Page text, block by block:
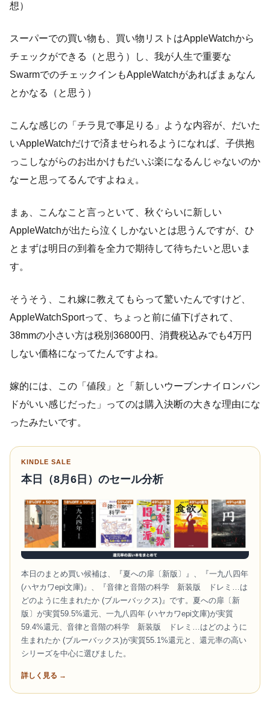
想）
スーパーでの買い物も、買い物リストはAppleWatchから
チェックができる（と思う）し、我が人生で重要な
SwarmでのチェックインもAppleWatchがあればまぁなん
とかなる（と思う）
こんな感じの「チラ見で事足りる」ような内容が、だいた
いAppleWatchだけで済ませられるようになれば、子供抱
っこしながらのお出かけもだいぶ楽になるんじゃないのか
なーと思ってるんですよねぇ。
まぁ、こんなこと言っといて、秋ぐらいに新しい
AppleWatchが出たら泣くしかないとは思うんですが、ひ
とまずは明日の到着を全力で期待して待ちたいと思いま
す。
そうそう、これ嫁に教えてもらって驚いたんですけど、
AppleWatchSportって、ちょっと前に値下げされて、
38mmの小さい方は税別36800円、消費税込みでも4万円
しない価格になってたんですよね。
嫁的には、この「値段」と「新しいウーブンナイロンバン
ドがいい感じだった」ってのは購入決断の大きな理由にな
ったみたいです。
KINDLE SALE
本日（8月6日）のセール分析
本日のまとめ買い候補は、『夏への扉〔新版〕』、『一九八四年
(ハヤカワepi文庫)』、『音律と音階の科学 新装版 ドレミ…は
どのように生まれたか (ブルーバックス)』です。夏への扉〔新
版〕が実質59.5%還元、一九八四年 (ハヤカワepi文庫)が実質
59.4%還元、音律と音階の科学 新装版 ドレミ…はどのように
生まれたか (ブルーバックス)が実質55.1%還元と、還元率の高い
シリーズを中心に選びました。
詳しく見る →